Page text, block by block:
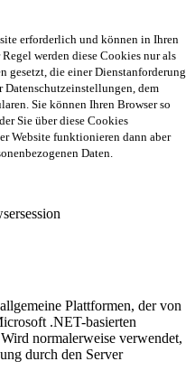
erforderlich und können in Ihren
werden diese Cookies nur als
gesetzt, die einer Dienstanforderung
Datenschutzeinstellungen, dem
Sie können Ihren Browser so
Sie über diese Cookies
Website funktionieren dann aber
Daten.
Plattformen, der von
.NET-basierten
normalerweise verwendet,
durch den Server